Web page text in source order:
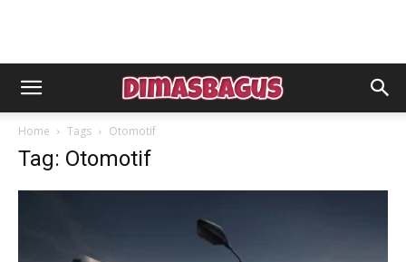
Home Tags Otomotif
Tag: Otomotif